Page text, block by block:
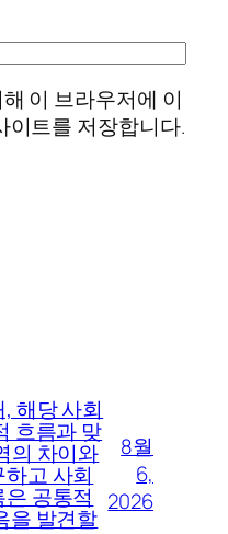
이 브라우저에 이
이트를 저장합니다.
해당 사회
흐름과 맞
의 차이와
고 사회
공통적
을 발견할
8월
6,
2026